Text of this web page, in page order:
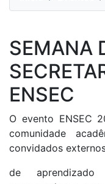
SEMANA
ENSEC
O evento ENSEC
comunidade
convidados
de aprendizado